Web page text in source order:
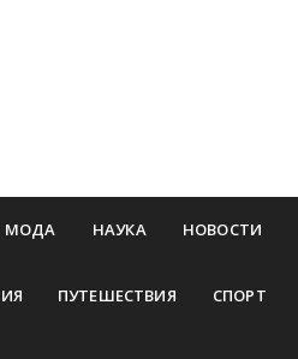
МОДА НАУКА НОВОСТИ
ПУТЕШЕСТВИЯ СПОРТ